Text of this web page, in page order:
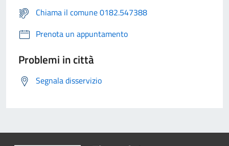
Chiama il comune 0182.547388
Prenota un appuntamento
Problemi in città
Segnala disservizio